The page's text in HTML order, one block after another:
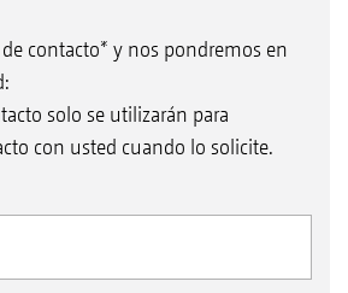
contacto* y nos pondremos en
solo se utilizarán para
con usted cuando lo solicite.